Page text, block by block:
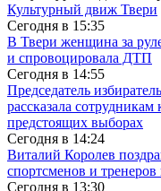
Культурный движ Твери
Сегодня в 15:35
В Твери женщина за
и спровоцировала ДТП
Сегодня в 14:55
Председатель
рассказала
предстоящих выборах
Сегодня в 14:24
Виталий Королев
спортсменов и тренеров
Сегодня в 13:30